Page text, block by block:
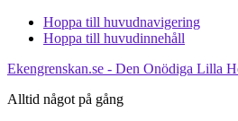
Hoppa till huvudnavigering
Hoppa till huvudinnehåll
Ekengrenskan.se - Den Onödiga Lilla
Alltid något på gång